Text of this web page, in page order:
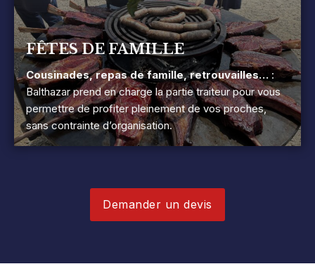
FÊTES DE FAMILLE
Cousinades, repas de famille, retrouvailles… :
Balthazar prend en charge la partie traiteur pour vous
permettre de profiter pleinement de vos proches,
sans contrainte d’organisation.
Demander un devis